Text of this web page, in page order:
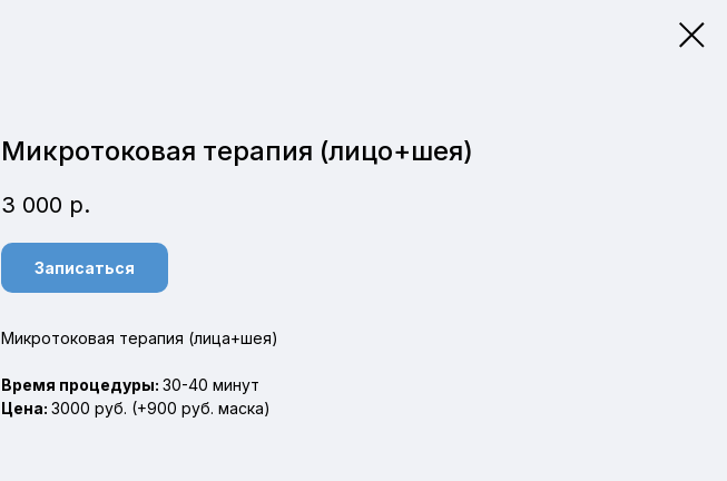
Микротоковая терапия (лицо+шея)
3 000 р.
Записаться
Микротоковая терапия (лица+шея)
Время процедуры: 30-40 минут
Цена: 3000 руб. (+900 руб. маска)